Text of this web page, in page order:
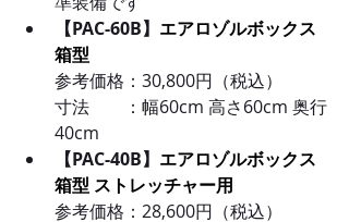
【PAC-60B】 エアロゾルボックス
箱型
参考価格： 30,800円（税込）
寸法
： 幅60cm 高さ60cm 奥行
40cm
【PAC-40B】 エアロゾルボックス
箱型 ストレッチャー用
参考価格：28,600円（税込）